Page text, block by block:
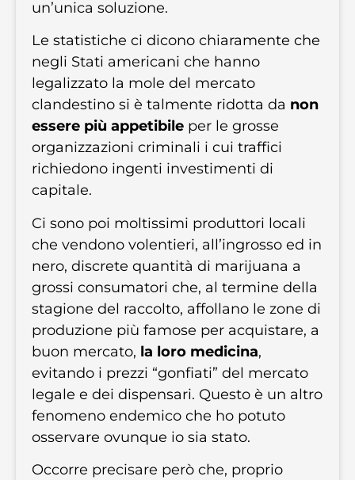
un’unica soluzione.
Le statistiche ci dicono chiaramente che
negli Stati americani che hanno
legalizzato la mole del mercato
clandestino si è talmente ridotta da non
essere più appetibile per le grosse
organizzazioni criminali i cui traffici
richiedono ingenti investimenti di
capitale.
Ci sono poi moltissimi produttori locali
che vendono volentieri, all’ingrosso ed in
nero, discrete quantità di marijuana a
grossi consumatori che, al termine della
stagione del raccolto, affollano le zone di
produzione più famose per acquistare, a
buon mercato, la loro medicina,
evitando i prezzi “gonfiati” del mercato
legale e dei dispensari. Questo è un altro
fenomeno endemico che ho potuto
osservare ovunque io sia stato.
Occorre precisare però che, proprio